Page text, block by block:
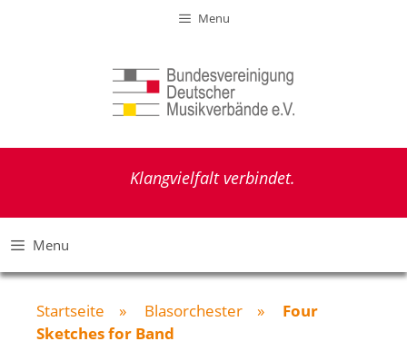
Menu
Klangvielfalt verbindet.
Menu
Startseite » Blasorchester » Four
Sketches for Band